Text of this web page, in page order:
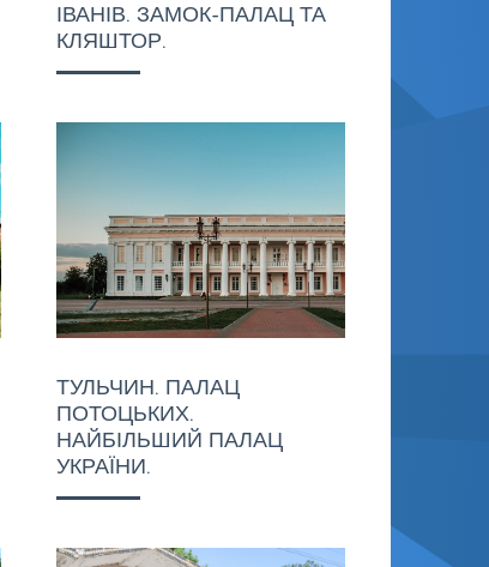
ІВАНІВ. ЗАМОК-ПАЛАЦ ТА
КЛЯШТОР.
ТУЛЬЧИН. ПАЛАЦ
ПОТОЦЬКИХ.
НАЙБІЛЬШИЙ ПАЛАЦ
УКРАЇНИ.